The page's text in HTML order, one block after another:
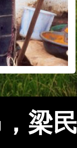
梁